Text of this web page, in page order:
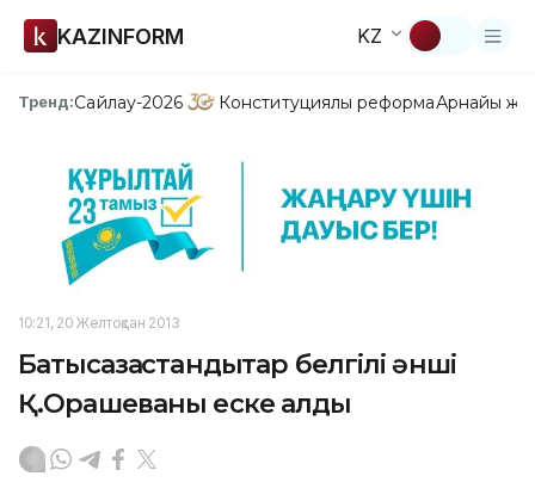
KAZINFORM KZ
Тренд:Сайлау-2026 Конституциялық реформаАрнайы
10:21, 20 Желтоқсан 2013
Батысқазақстандықтар белгілі әнші
Қ.Орашеваны еске алды